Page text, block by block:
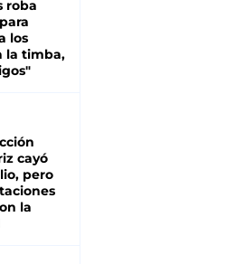
roba
los
la timba,
cayó
pero
la